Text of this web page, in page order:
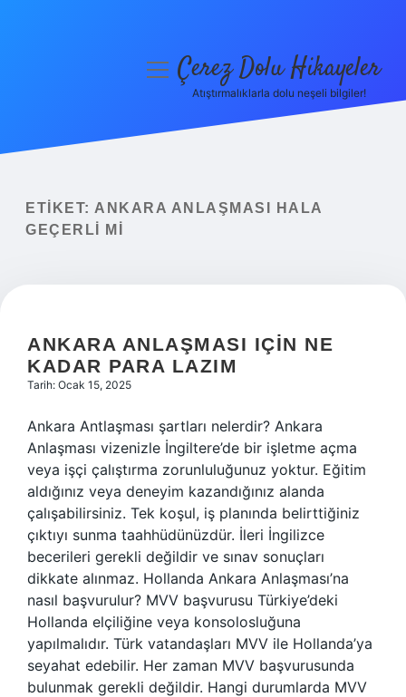
Yasal Uyarı
menüyüÇerez Dolu Hikayeler
Atıştırmalıklarla dolu neşeli bilgiler!
ETIKET: ANKARA ANLAŞMASI HALA
GEÇERLI MI
ANKARA ANLAŞMASI IÇIN NE
KADAR PARA LAZIM
Tarih: Ocak 15, 2025
Ankara Antlaşması şartları nelerdir? Ankara
Anlaşması vizenizle İngiltere’de bir işletme açma
veya işçi çalıştırma zorunluluğunuz yoktur. Eğitim
aldığınız veya deneyim kazandığınız alanda
çalışabilirsiniz. Tek koşul, iş planında belirttiğiniz
çıktıyı sunma taahhüdünüzdür. İleri İngilizce
becerileri gerekli değildir ve sınav sonuçları
dikkate alınmaz. Hollanda Ankara Anlaşması’na
nasıl başvurulur? MVV başvurusu Türkiye’deki
Hollanda elçiliğine veya konsolosluğuna
yapılmalıdır. Türk vatandaşları MVV ile Hollanda’ya
seyahat edebilir. Her zaman MVV başvurusunda
bulunmak gerekli değildir. Hangi durumlarda MVV